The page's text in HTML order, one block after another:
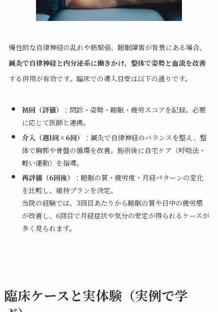
慢性的な自律神経の乱れや筋緊張、睡眠障害が背景にある場合、
鍼灸で自律神経と内分泌系に働きかけ、整体で姿勢と血流を改善
する併用が有効です。臨床での導入目安は以下の通りです。
初回（評価）
：問診・姿勢・睡眠・疲労スコアを記録。必要
に応じて医師と連携。
介入（週1回×6回）
：鍼灸で自律神経のバランスを整え、整
体で胸郭や骨盤の循環を改善。施術後に自宅ケア（呼吸法・
軽い運動）を指導。
再評価（6回後）
：睡眠の質・疲労度・月経パターンの変化
を比較し、維持プランを決定。
当院の経験では、3回目あたりから睡眠の質や日中の疲労感
が改善し、6回目で月経症状や気分の安定が得られるケースが
多く見られます。
臨床ケースと実体験（実例で学